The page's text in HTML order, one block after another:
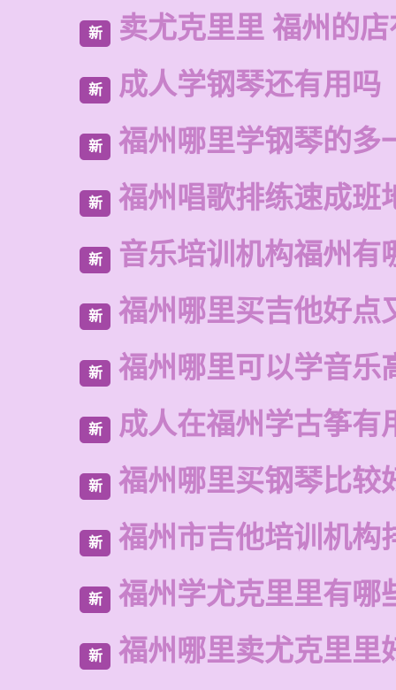
新 卖尤克里里 福州的
新 成人学钢琴还有用吗
新 福州哪里学钢琴的多
新 福州唱歌排练速成班
新 音乐培训机构福州有
新 福州哪里买吉他好点
新 福州哪里可以学音乐
新 成人在福州学古筝有
新 福州哪里买钢琴比较
新 福州市吉他培训机构
新 福州学尤克里里有哪
新 福州哪里卖尤克里里